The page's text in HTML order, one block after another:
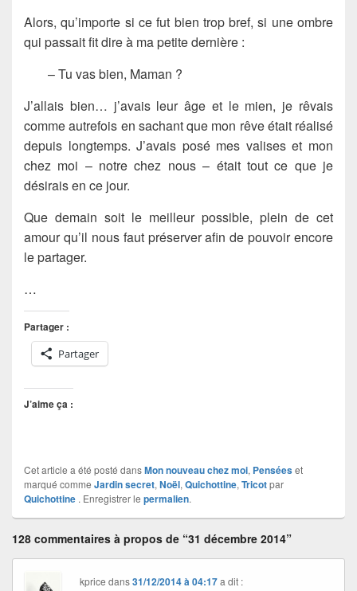
Alors, qu’importe si ce fut bien trop bref, si une ombre
qui passait fit dire à ma petite dernière :
– Tu vas bien, Maman ?
J’allais bien… j’avais leur âge et le mien, je rêvais
comme autrefois en sachant que mon rêve était réalisé
depuis longtemps. J’avais posé mes valises et mon
chez moi – notre chez nous – était tout ce que je
désirais en ce jour.
Que demain soit le meilleur possible, plein de cet
amour qu’il nous faut préserver afin de pouvoir encore
le partager.
…
Partager :
Partager
J’aime ça :
Cet article a été posté dansMon nouveau chez moi, Penséeset
marqué comme Jardin secret, Noël, Quichottine, Tricotpar
Quichottine . Enregistrer le permalien.
128 commentaires à propos de “31 décembre 2014”
kprice dans31/12/2014 à 04:17 a dit :